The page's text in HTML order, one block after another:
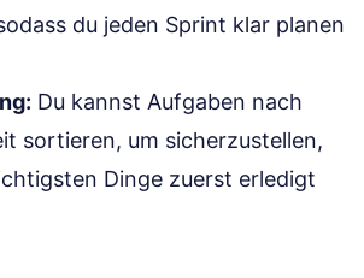
du jeden Sprint klar planen
Du kannst Aufgaben nach
sortieren, um sicherzustellen,
Dinge zuerst erledigt